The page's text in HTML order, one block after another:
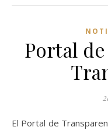
Portal
El Portal de Transparencia de la Municipalidad Provincial de